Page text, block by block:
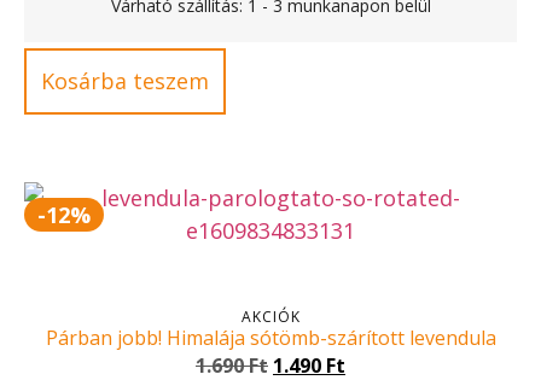
Várható szállítás: 1 - 3 munkanapon belül
Kosárba teszem
-12%
AKCIÓK
Párban jobb! Himalája sótömb-szárított levendula
1.690Ft 1.490 Ft